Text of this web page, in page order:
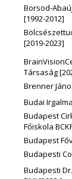
Borsod-
[1992-2012]
[2019-2023]
Társaság
Brenner
Budai
Budapest
Főiskola
Budapest
Budapesti
Budapesti